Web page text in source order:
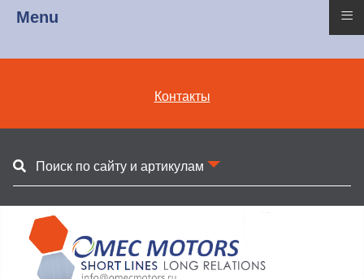
Контакты
Поиск по сайту и артикулам
Menu ≡